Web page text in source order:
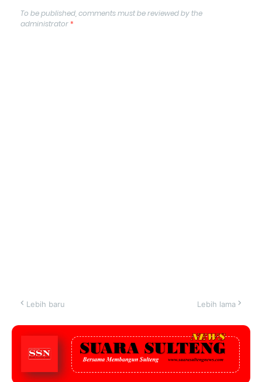
To be published, comments must be reviewed by the
administrator*
Lebih baru Lebih lama